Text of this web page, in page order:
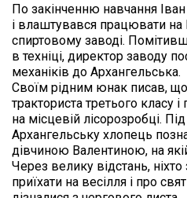
По закінченню навчання
і влаштувався працювати
спиртовому заводі.
в техніці, директор заводу
механіків до Архангельська.
Своїм рідним юнак писав, що
тракториста третього класу
на місцевій лісорозробці.
Архангельську хлопець
дівчиною Валентиною, на
Через велику відстань,
приїхати на весілля і про